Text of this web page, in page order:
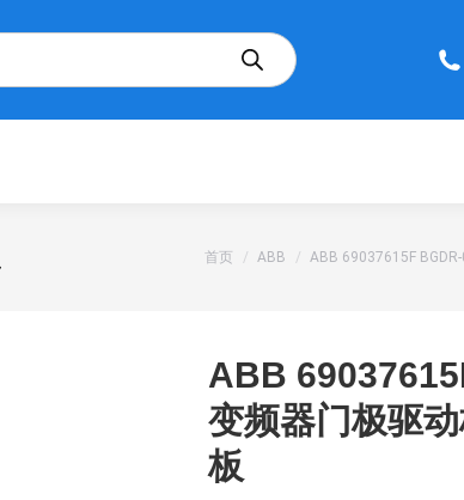
您在这里：
首页 ABB ABB 69037615F
ABB
变频器门极驱
板